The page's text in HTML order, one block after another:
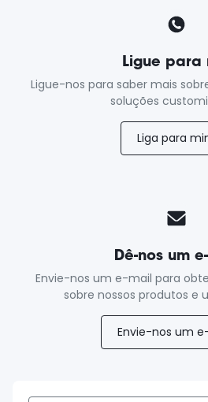
Ligue para
Ligue-nos para saber mais
soluções
Liga para
Dê-nos um
Envie-nos um e-mail para
sobre nossos produtos e
Envie-nos um